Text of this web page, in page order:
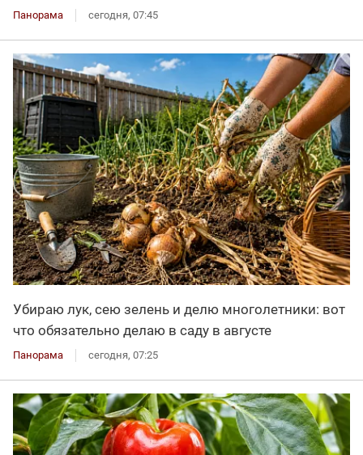
Панорама сегодня, 07:45
Убираю лук, сею зелень и делю многолетники: вот
что обязательно делаю в саду в августе
Панорама сегодня, 07:25